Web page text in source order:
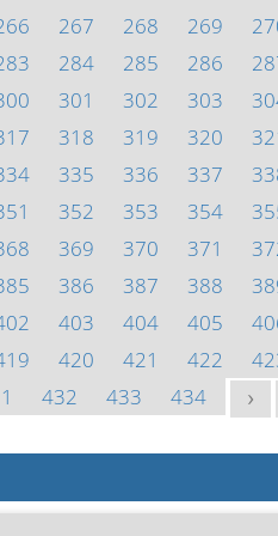
267 268 269
284 285 286
301 302 303
318 319 320
335 336 337
352 353 354
369 370 371
386 387 388
403 404 405
420 421 422
432 433 434 >